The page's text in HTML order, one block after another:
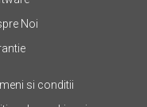
Noi
si conditii